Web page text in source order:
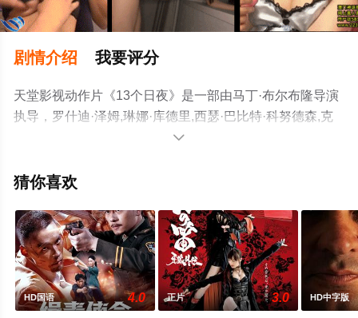
剧情介绍 我要评分
天堂影视动作片《13个日夜》是一部由马丁·布尔布隆导演
执导，罗什迪·泽姆,琳娜·库德里,西瑟·巴比特·科努德森,克
里斯托弗·蒙特内兹,伊安·蒂阿尔,法蒂玛·埃多姆,肖艾布·赛
员精彩演绎的法国电影，手机免费观看高清未删减完整版
影、电视猫或剧情网等平台了解。

猜你喜欢
HD国语 4.0 正片 3.0 HD中字版